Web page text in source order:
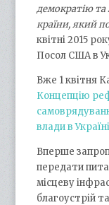
демократію
країни, який
квітні 2015
Посол США в
Вже 1 квітня
Концепцію
влади в Україні
Вперше
передати
місцеву
благоустрій